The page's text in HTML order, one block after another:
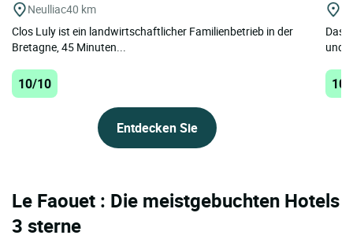
Neulliac40 km
Clos Luly ist ein landwirtschaftlicher Familienbetrieb in der
Bretagne, 45 Minuten...
10/10
Entdecken Sie
Das
und
Le Faouet : Die meistgebuchten Hotels
3 sterne